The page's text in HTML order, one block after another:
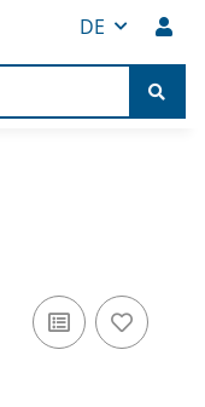
DE